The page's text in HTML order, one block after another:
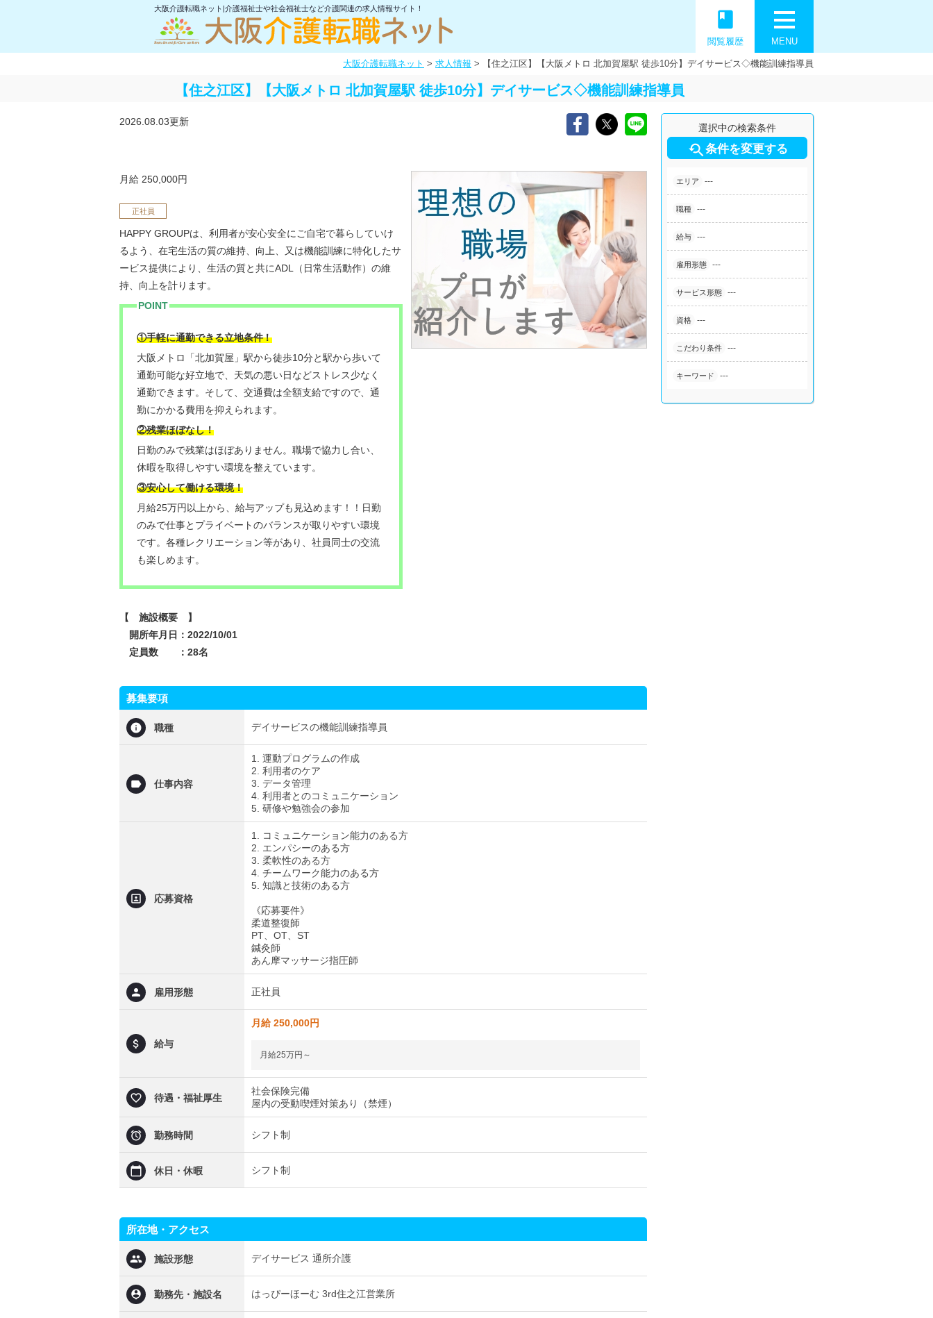
大阪介護転職ネット|介護福祉士や社会福祉士など介護関連の求人情報サイト！
MENU
book
閲覧履歴
大阪介護転職ネット > 求人情報 > 【住之江区】【大阪メトロ 北加賀屋駅 徒歩10分】デイサービス◇機能訓練指導員
【住之江区】【大阪メトロ 北加賀屋駅 徒歩10分】デイサービス◇機能訓練指導員
選択中の検索条件
条件を変更する
エリア ---
職種 ---
給与 ---
雇用形態 ---
サービス形態 ---
資格 ---
こだわり条件 ---
キーワード ---
2026.08.03更新
月給 250,000円
正社員
HAPPY GROUPは、利用者が安心安全にご自宅で暮らしていけ
るよう、在宅生活の質の維持、向上、又は機能訓練に特化したサ
ービス提供により、生活の質と共にADL（日常生活動作）の維
持、向上を計ります。
POINT
①手軽に通勤できる立地条件！
大阪メトロ「北加賀屋」駅から徒歩10分と駅から歩いて
通勤可能な好立地で、天気の悪い日などストレス少なく
通勤できます。そして、交通費は全額支給ですので、通
勤にかかる費用を抑えられます。
②残業ほぼなし！
日勤のみで残業はほぼありません。職場で協力し合い、
休暇を取得しやすい環境を整えています。
③安心して働ける環境！
月給25万円以上から、給与アップも見込めます！！日勤
のみで仕事とプライベートのバランスが取りやすい環境
です。各種レクリエーション等があり、社員同士の交流
も楽しめます。
【 施設概要 】
開所年月日：2022/10/01
定員数 ：28名
募集要項
職種 デイサービスの機能訓練指導員
仕事内容
1. 運動プログラムの作成
2. 利用者のケア
3. データ管理
4. 利用者とのコミュニケーション
5. 研修や勉強会の参加
応募資格
1. コミュニケーション能力のある方
2. エンパシーのある方
3. 柔軟性のある方
4. チームワーク能力のある方
5. 知識と技術のある方
《応募要件》
柔道整復師
PT、OT、ST
鍼灸師
あん摩マッサージ指圧師
雇用形態 正社員
給与
月給 250,000円
月給25万円～
待遇・福祉厚生
社会保険完備
屋内の受動喫煙対策あり（禁煙）
勤務時間 シフト制
休日・休暇 シフト制
所在地・アクセス
施設形態 デイサービス 通所介護
勤務先・施設名 はっぴーほーむ 3rd住之江営業所